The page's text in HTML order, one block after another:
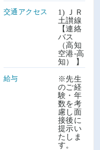
交通アクセス
1) ＪＲ
土讃線
【連絡
バス
（高知
空港-高
知） 】
給与
※先生
のご経
験・年
数を考
慮し面
接後に
提示い
たしま
す。